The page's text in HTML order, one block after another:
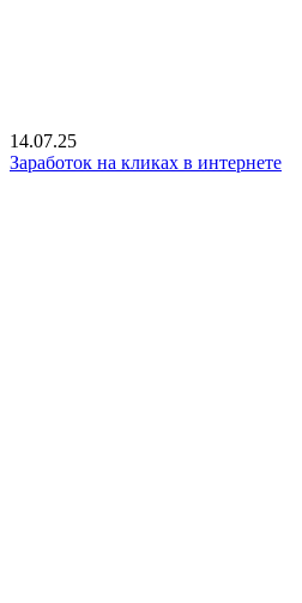
14.07.25
Заработок на кликах в интернете